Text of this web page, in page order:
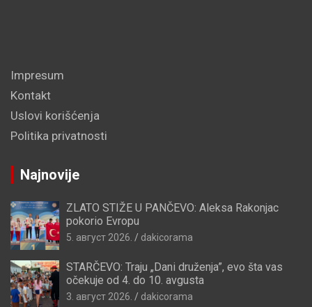
Impresum
Kontakt
Uslovi korišćenja
Politika privatnosti
Najnovije
ZLATO STIŽE U PANČEVO: Aleksa Rakonjac
pokorio Evropu
5. август 2026. dakicorama
STARČEVO: Traju „Dani druženja”, evo šta vas
očekuje od 4. do 10. avgusta
3. август 2026. dakicorama